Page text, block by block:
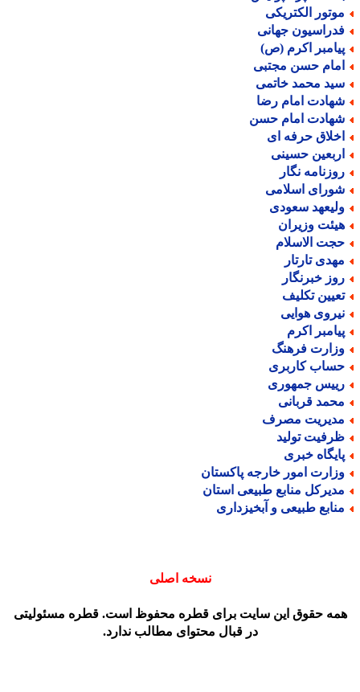
الکتریکی
جهانی
اکرم (ص)
حسن مجتبی
محمد خاتمی
امام رضا
امام حسن
حرفه ای
حسینی
نگار
اسلامی
سعودی
وزیران
الاسلام
تارتار
خبرنگار
تکلیف
هوایی
اکرم
فرهنگ
کاربری
جمهوری
قربانی
مصرف
تولید
خبری
امور خارجه پاکستان
منابع طبیعی استان
طبیعی و آبخیزداری
نسخه اصلی
حقوق این سایت برای قطره محفوظ است. قطره مسئولیتی
در قبال محتوای مطالب ندارد.